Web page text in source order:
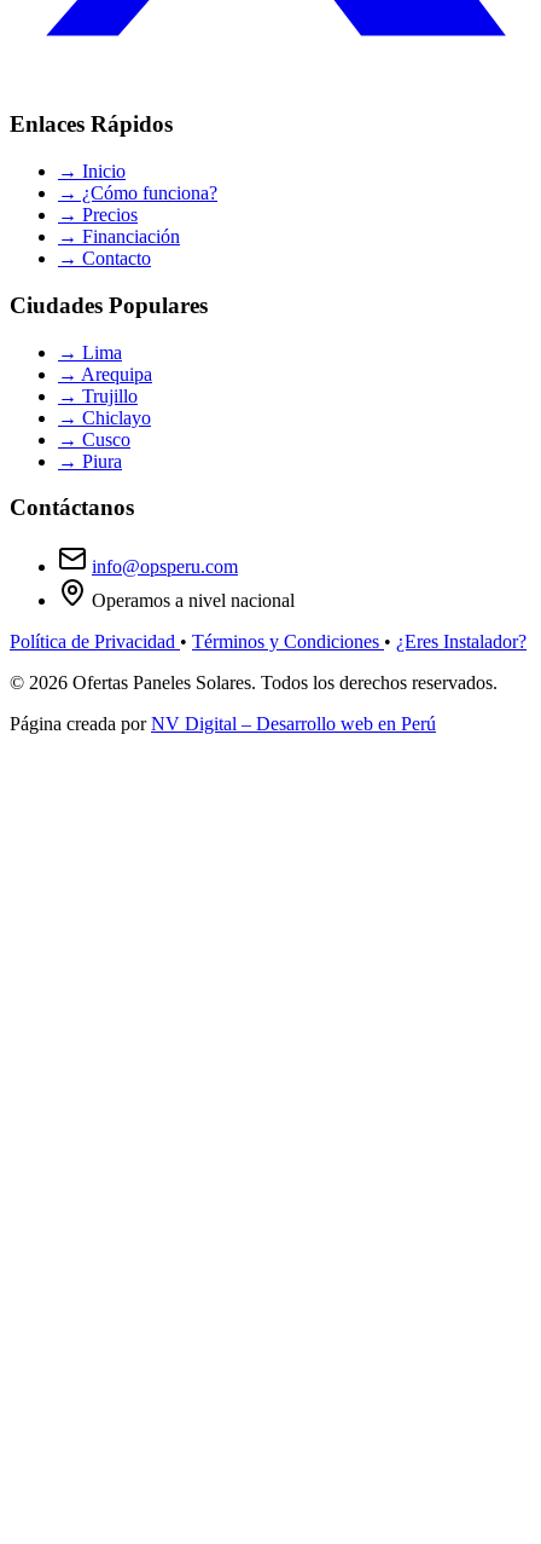
Enlaces Rápidos
→ Inicio
→ ¿Cómo funciona?
→ Precios
→ Financiación
→ Contacto
Ciudades Populares
→ Lima
→ Arequipa
→ Trujillo
→ Chiclayo
→ Cusco
→ Piura
Contáctanos
info@opsperu.com
Operamos a nivel nacional
Política de Privacidad • Términos y Condiciones • ¿Eres Instalador?
© 2026 Ofertas Paneles Solares. Todos los derechos reservados.
Página creada porNV Digital – Desarrollo web en Perú